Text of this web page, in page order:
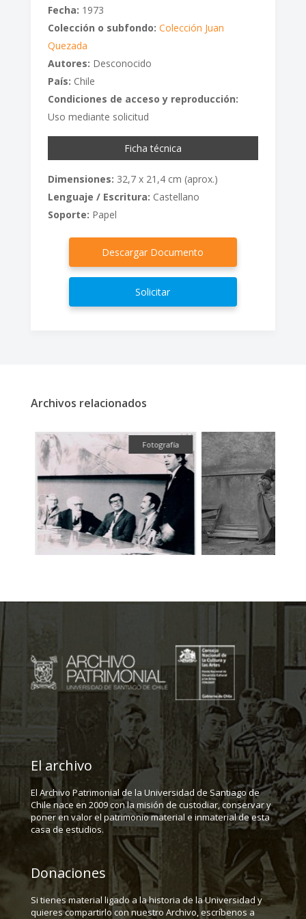
Fecha: 1973
Colección o subfondo: Colección Juan
Quezada
Autores: Desconocido
País: Chile
Condiciones de acceso y reproducción:
Uso mediante solicitud
Ficha técnica
Dimensiones: 32,7 x 21,4 cm (aprox.)
Lenguaje / Escritura: Castellano
Soporte: Papel
Descargar Documento
Solicitar
Archivos relacionados
Fotografía
El archivo
El Archivo Patrimonial de la Universidad de Santiago de
Chile nace en 2009 con la misión de custodiar, conservar y
poner en valor el patrimonio material e inmaterial de esta
casa de estudios.
Donaciones
Si tienes material ligado a la historia de la Universidad y
quieres compartirlo con nuestro Archivo, escríbenos a